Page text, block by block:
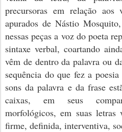
precursoras em relação aos
apurados de Nástio
nessas peças a voz do poeta
sintaxe verbal, coartando
vêm de dentro da palavra ou
sequência do que fez a
sons da palavra e da frase
caixas, em seus
morfológicos, em suas letras
firme, definida, interventiva,